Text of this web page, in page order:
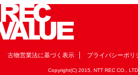
古物営業法に基づく表示 プライバシーポリ
Copyright(C) 2015, NTT REC CO.,